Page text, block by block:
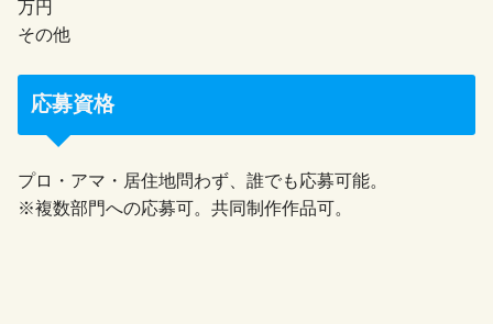
万円
その他
応募資格
プロ・アマ・居住地問わず、誰でも応募可能。
※複数部門への応募可。共同制作作品可。